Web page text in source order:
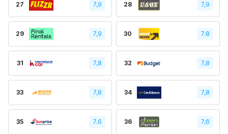
27 7,9 28 7,9
29 7,9 30 7.8
31 7,8 32 7,8
33 7,8 34 7,8
35 7.6 36 7,6